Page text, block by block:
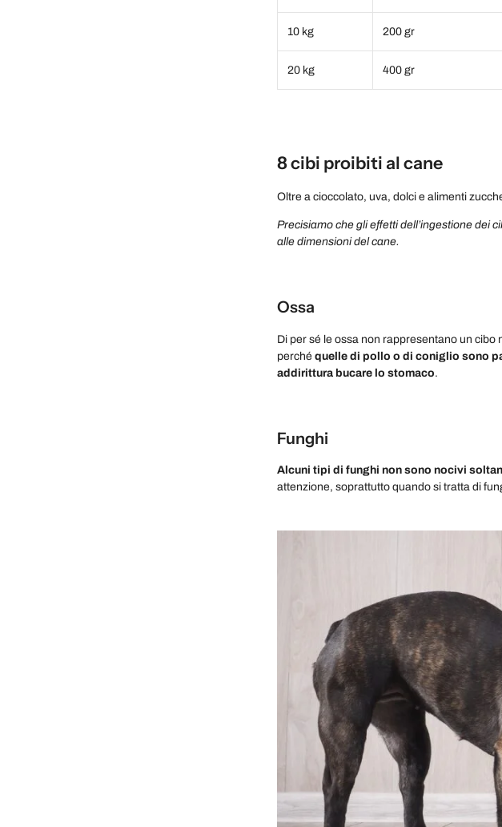
10 kg 200 gr
20 kg 400 gr
8 cibi proibiti al cane
Oltre a cioccolato, uva, dolci e alimenti
Precisiamo che gli effetti dell’ingestione dei
alle dimensioni del cane.
Ossa
Di per sé le ossa non rappresentano un
perché quelle di pollo o di coniglio sono
addirittura bucare lo stomaco.
Funghi
Alcuni tipi di funghi non sono nocivi
attenzione, soprattutto quando si tratta di